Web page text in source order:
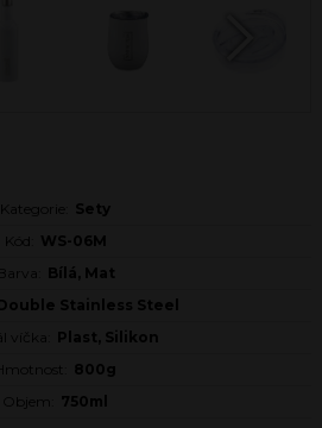
Kategorie:
Sety
Kód:
WS-06M
Bílá, Mat
Stainless Steel
víčka:
Plast, Silikon
800g
Objem:
750ml